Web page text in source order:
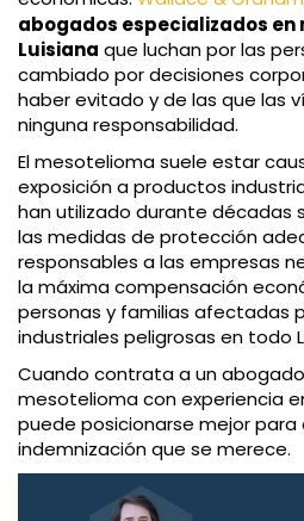
abogados especializados en
Luisiana que luchan por las
cambiado por decisiones
haber evitado y de las que las
ninguna responsabilidad.
El mesotelioma suele estar
exposición a productos
han utilizado durante décadas
las medidas de protección
responsables a las empresas
la máxima compensación
personas y familias afectadas
industriales peligrosas en todo
Cuando contrata a un
mesotelioma con experiencia
puede posicionarse mejor
indemnización que se merece.